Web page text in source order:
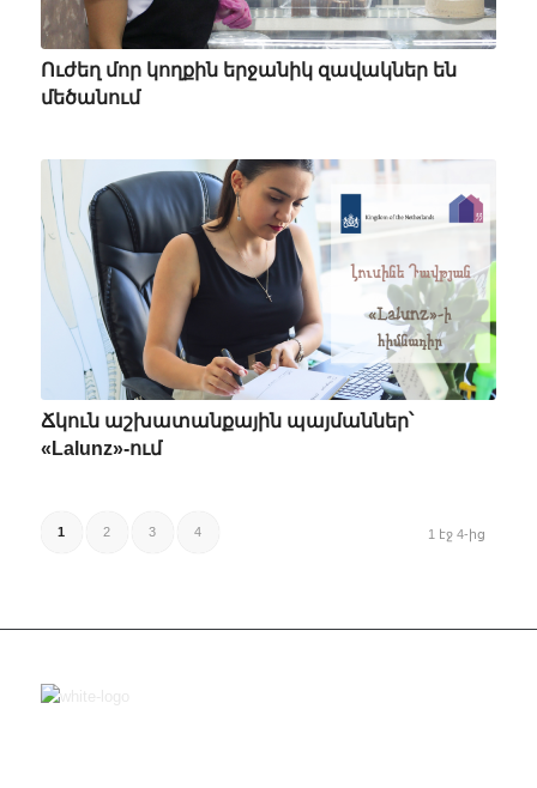
Ուժեղ մոր կողքին երջանիկ զավակներ են
մեծանում
Ճկուն աշխատանքային պայմաններ՝
«Lalunz»-ում
1 էջ 4-ից
1 2 3 4